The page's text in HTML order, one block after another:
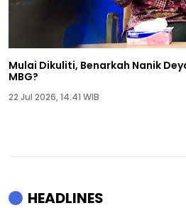
Mulai Dikuliti, Benarkah Nanik
MBG?
22 Jul 2026, 14:41 WIB
HEADLINES